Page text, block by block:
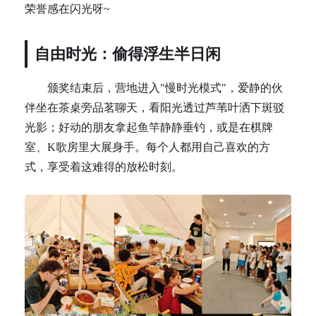
荣誉感在闪光呀~
自由时光：偷得浮生半日闲
颁奖结束后，营地进入"慢时光模式"，爱静的伙
伴坐在茶桌旁品茗聊天，看阳光透过芦苇叶洒下斑驳
光影；好动的朋友拿起鱼竿静静垂钓，或是在棋牌
室、K歌房里大展身手。每个人都用自己喜欢的方
式，享受着这难得的放松时刻。